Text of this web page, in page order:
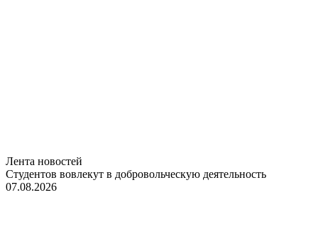
Лента новостей
Студентов вовлекут в добровольческую деятельность
07.08.2026